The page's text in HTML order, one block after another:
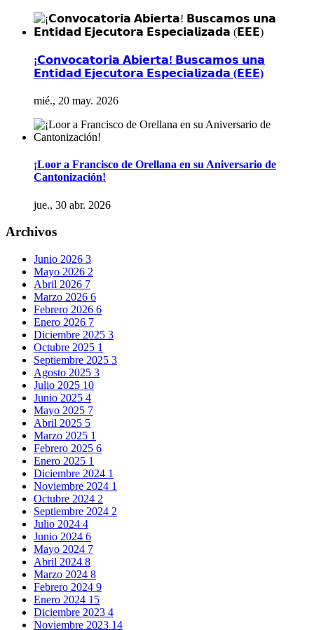
¡𝗖𝗼𝗻𝘃𝗼𝗰𝗮𝘁𝗼𝗿𝗶𝗮 𝗔𝗯𝗶𝗲𝗿𝘁𝗮! 𝗕𝘂𝘀𝗰𝗮𝗺𝗼𝘀 𝘂𝗻𝗮
𝗘𝗻𝘁𝗶𝗱𝗮𝗱 𝗘𝗷𝗲𝗰𝘂𝘁𝗼𝗿𝗮 𝗘𝘀𝗽𝗲𝗰𝗶𝗮𝗹𝗶𝘇𝗮𝗱𝗮 (𝗘𝗘𝗘)
mié., 20 may. 2026
¡Loor a Francisco de Orellana en su Aniversario de
Cantonización!
jue., 30 abr. 2026
Archivos
Junio 2026 3
Mayo 2026 2
Abril 2026 7
Marzo 2026 6
Febrero 2026 6
Enero 2026 7
Diciembre 2025 3
Octubre 2025 1
Septiembre 2025 3
Agosto 2025 3
Julio 2025 10
Junio 2025 4
Mayo 2025 7
Abril 2025 5
Marzo 2025 1
Febrero 2025 6
Enero 2025 1
Diciembre 2024 1
Noviembre 2024 1
Octubre 2024 2
Septiembre 2024 2
Julio 2024 4
Junio 2024 6
Mayo 2024 7
Abril 2024 8
Marzo 2024 8
Febrero 2024 9
Enero 2024 15
Diciembre 2023 4
Noviembre 2023 14